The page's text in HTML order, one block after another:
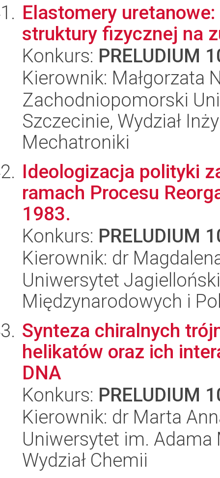
Elastomery
struktury fizycznej na
Konkurs: PRELUDIUM
Kierownik: Małgorzata
Zachodniopomorski
Szczecinie, Wydział
Mechatroniki
Ideologizacja polityki
ramach Procesu
1983.
Konkurs: PRELUDIUM
Kierownik: dr
Uniwersytet
Międzynarodowych i
Synteza chiralnych
helikatów oraz ich
DNA
Konkurs: PRELUDIUM
Kierownik: dr Marta
Uniwersytet im.
Wydział Chemii